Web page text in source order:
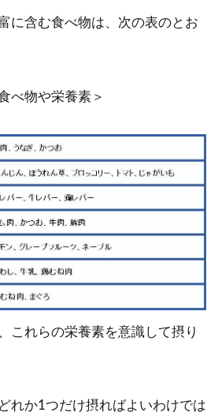
に含む食べ物は、次の表のとお
べ物や栄養素＞
これらの栄養素を意識して摂り
れか1つだけ摂ればよいわけでは